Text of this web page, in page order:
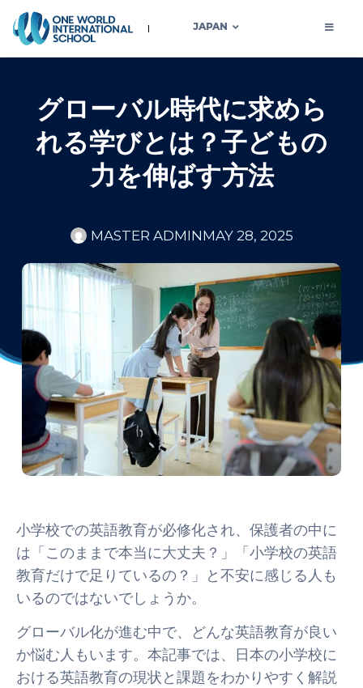
JAPAN
グローバル時代に求めら
れる学びとは？子どもの
力を伸ばす方法
MASTER ADMINMAY 28, 2025
小学校での英語教育が必修化され、保護者の中に
は「このままで本当に大丈夫？」「小学校の英語
教育だけで足りているの？」と不安に感じる人も
いるのではないでしょうか。
グローバル化が進む中で、どんな英語教育が良い
か悩む人もいます。本記事では、日本の小学校に
おける英語教育の現状と課題をわかりやすく解説